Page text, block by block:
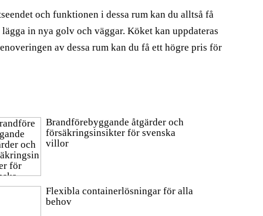
och funktionen i dessa rum kan du alltså få
in nya golv och väggar. Köket kan uppdateras
av dessa rum kan du få ett högre pris för
Brandförebyggande åtgärder och
försäkringsinsikter för svenska
villor
Flexibla containerlösningar för alla
behov